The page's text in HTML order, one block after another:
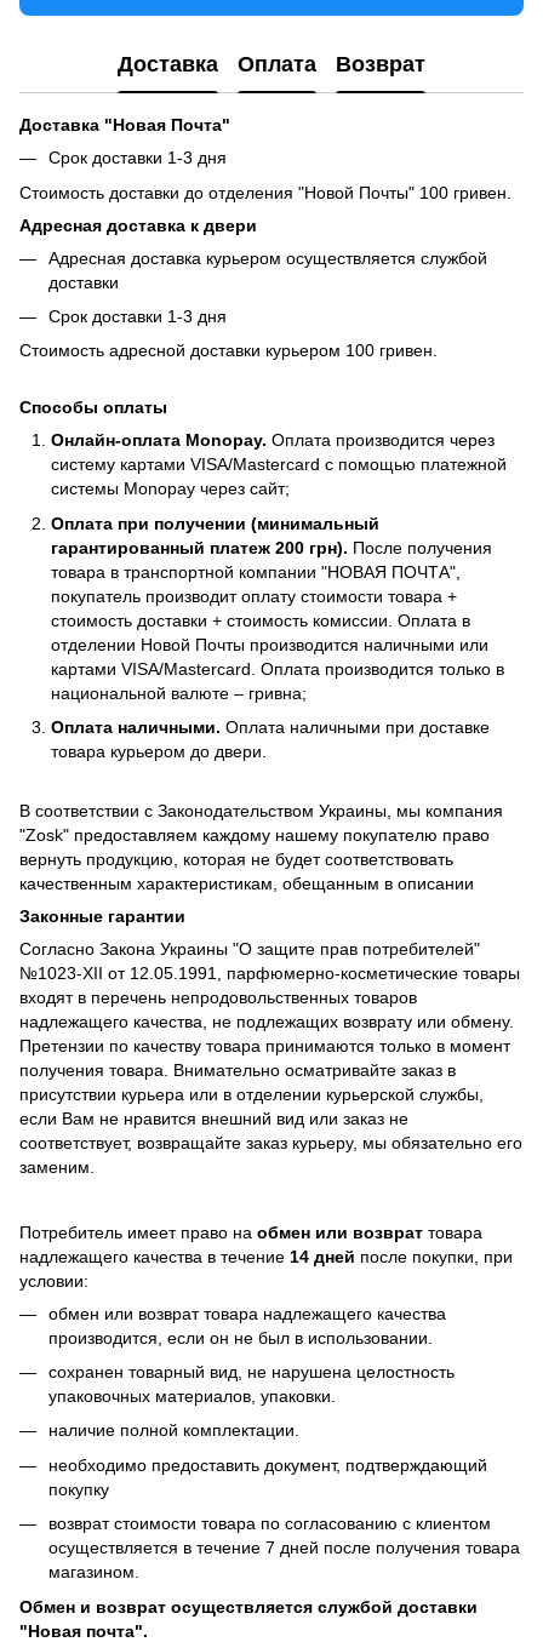
Доставка Оплата Возврат
Доставка "Новая Почта"
Срок доставки 1-3 дня
Стоимость доставки до отделения "Новой Почты" 100 гривен.
Адресная доставка к двери
Адресная доставка курьером осуществляется службой
доставки
Срок доставки 1-3 дня
Стоимость адресной доставки курьером 100 гривен.
Способы оплаты
Онлайн-оплата Monopay. Оплата производится через
систему картами VISA/Mastercard с помощью платежной
системы Monopay через сайт;
Оплата при получении (минимальный
гарантированный платеж 200 грн). После получения
товара в транспортной компании "НОВАЯ ПОЧТА",
покупатель производит оплату стоимости товара +
стоимость доставки + стоимость комиссии. Оплата в
отделении Новой Почты производится наличными или
картами VISA/Mastercard. Оплата производится только в
национальной валюте – гривна;
Оплата наличными. Оплата наличными при доставке
товара курьером до двери.
В соответствии с Законодательством Украины, мы компания
"Zosk" предоставляем каждому нашему покупателю право
вернуть продукцию, которая не будет соответствовать
качественным характеристикам, обещанным в описании
Законные гарантии
Согласно Закона Украины "О защите прав потребителей"
№1023-XII от 12.05.1991, парфюмерно-косметические товары
входят в перечень непродовольственных товаров
надлежащего качества, не подлежащих возврату или обмену.
Претензии по качеству товара принимаются только в момент
получения товара. Внимательно осматривайте заказ в
присутствии курьера или в отделении курьерской службы,
если Вам не нравится внешний вид или заказ не
соответствует, возвращайте заказ курьеру, мы обязательно его
заменим.
Потребитель имеет право на обмен или возврат товара
надлежащего качества в течение 14 дней после покупки, при
условии:
обмен или возврат товара надлежащего качества
производится, если он не был в использовании.
сохранен товарный вид, не нарушена целостность
упаковочных материалов, упаковки.
наличие полной комплектации.
необходимо предоставить документ, подтверждающий
покупку
возврат стоимости товара по согласованию с клиентом
осуществляется в течение 7 дней после получения товара
магазином.
Обмен и возврат осуществляется службой доставки
"Новая почта".